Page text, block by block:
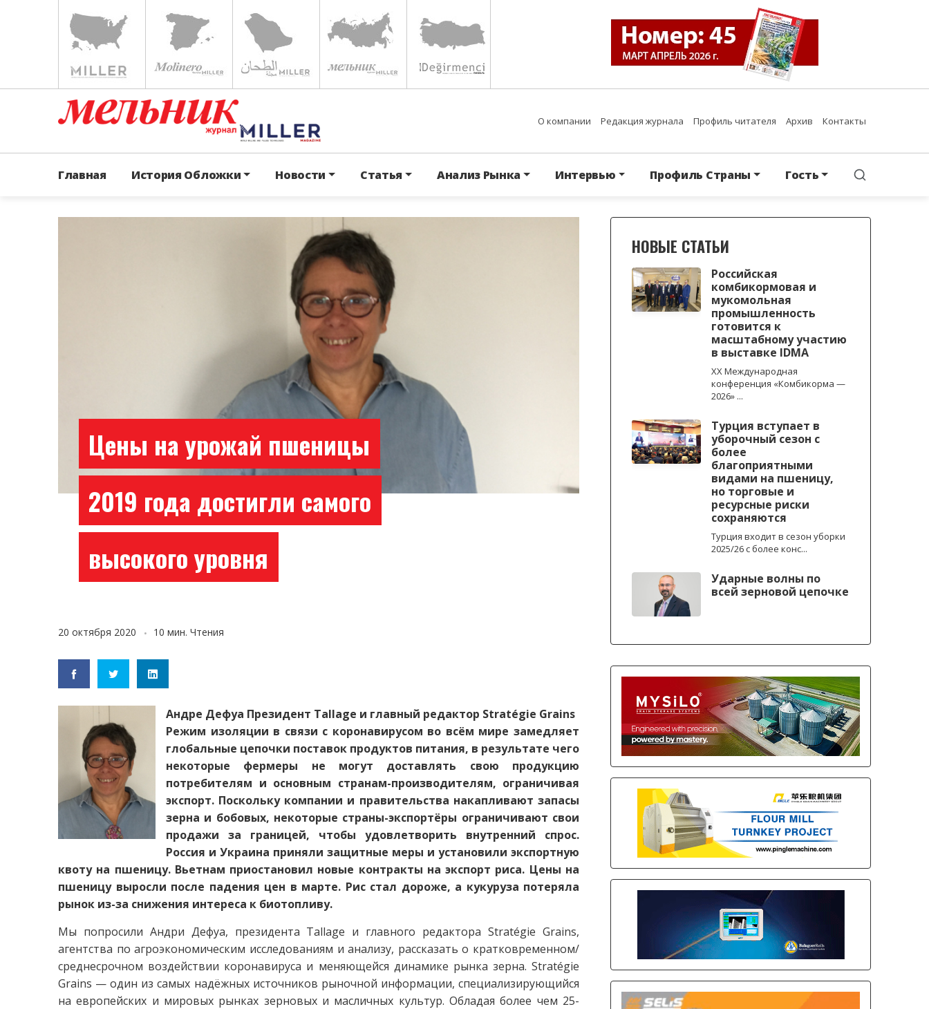
О компании Редакция журнала Профиль читателя Архив Контакты
Главная История Обложки Новости Статья Анализ Рынка Интервью Профиль Страны Гость
Цены на урожай пшеницы
2019 года достигли самого
высокого уровня
20 октября 2020 10 мин. Чтения
Андре Дефуа Президент Tallage и главный редактор Stratégie Grains
Режим изоляции в связи с коронавирусом во всём мире замедляет
глобальные цепочки поставок продуктов питания, в результате чего
некоторые фермеры не могут доставлять свою продукцию
потребителям и основным странам-производителям, ограничивая
экспорт. Поскольку компании и правительства накапливают запасы
зерна и бобовых, некоторые страны-экспортёры ограничивают свои
продажи за границей, чтобы удовлетворить внутренний спрос.
Россия и Украина приняли защитные меры и установили экспортную
квоту на пшеницу. Вьетнам приостановил новые контракты на экспорт риса. Цены на
пшеницу выросли после падения цен в марте. Рис стал дороже, а кукуруза потеряла
рынок из-за снижения интереса к биотопливу.
Мы попросили Андри Дефуа, президента Tallage и главного редактора Stratégie Grains,
агентства по агроэкономическим исследованиям и анализу, рассказать о кратковременном/
среднесрочном воздействии коронавируса и меняющейся динамике рынка зерна. Stratégie
Grains — один из самых надёжных источников рыночной информации, специализирующийся
на европейских и мировых рынках зерновых и масличных культур. Обладая более чем 25-
НОВЫЕ СТАТЬИ
Российская
комбикормовая и
мукомольная
промышленность
готовится к
масштабному участию
в выставке IDMA
XX Международная
конференция «Комбикорма —
2026» ...
Турция вступает в
уборочный сезон с
более
благоприятными
видами на пшеницу,
но торговые и
ресурсные риски
сохраняются
Турция входит в сезон уборки
2025/26 с более конс...
Ударные волны по
всей зерновой цепочке